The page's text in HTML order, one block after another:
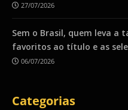
27/07/2026
Sem o Brasil, quem leva a
favoritos ao título e as
06/07/2026
Categorias